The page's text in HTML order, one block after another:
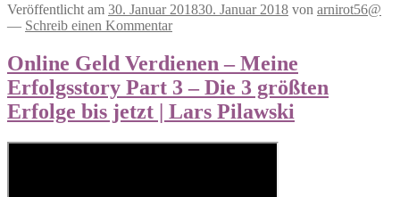
Veröffentlicht am 30. Januar 201830. Januar 2018 von arnirot56@
— Schreib einen Kommentar
Online Geld Verdienen – Meine
Erfolgsstory Part 3 – Die 3 größten
Erfolge bis jetzt | Lars Pilawski